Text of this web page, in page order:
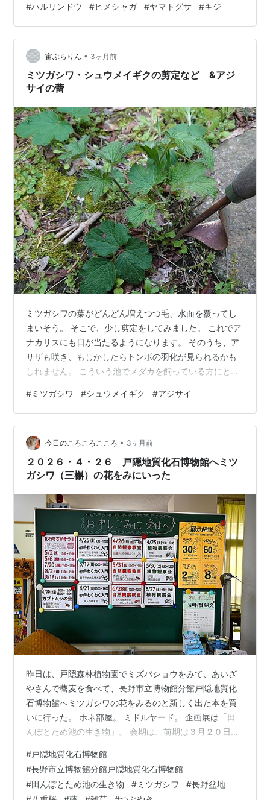
（下）の花がたくさん咲いていました～ ツクバネソウが
目立たない花を咲かせていました～ ヤマトグサが面白い
形の花を咲かせていました～～ クマガイソウの花が見頃
を迎えていました～ その横ではムサシアブミの花も咲い
ていました～ ウワミズザクラの花が…
#ハルリンドウ #ヒメシャガ #ヤマトグサ #キジ
宙ぶらりん • 3ヶ月前
ミツガシワ・シュウメイギクの剪定など &アジ
サイの蕾
ミツガシワの葉がどんどん増えつつ毛、水面を覆ってし
まいそう。 そこで、少し剪定をしてみました。 これでア
ナカリスにも日が当たるようになります。 そのうち、ア
サザも咲き、もしかしたらトンボの羽化が見られるかも
しれません。 こういう池でメダカを飼っている方にとっ
化を楽しみにしています。 そのために設置したひょうた
ん池なので。 今はミナミヌマエビが多数、そして、メダ
カが一匹だけ元気よく泳いでいます。 シュウメイギクを
抜く 地下茎でどんどん侵食してくるので、余計なところ
まで伸びてしまったシュウメイギクを抜くことにしまし
た。 抜いても、どうせ生えてくる…
#ミツガシワ #シュウメイギク #アジサイ
今日のころころこころ • 3ヶ月前
２０２６・４・２６ 戸隠地質化石博物館へミツ
ガシワ（三槲）の花をみにいった
昨日は、戸隠森林植物園でミズバショウをみて、あいざ
やさんで蕎麦を食べて、長野市立博物館分館戸隠地質化
石博物館へミツガシワの花をみるのと新しく出た本を買
いに行った。 ホネ部屋。 ミドルヤード。 企画展は「田
んぼとため池の生き物」。 会期は、前期は３月２０日～
年なんでツキノワグマが頻繁に人里へ出没するようにな
ったのかはわからない。 でも、奥山と里山の境目が無く
なりつつあるのは確かに一因。 でもかといって、エネル
#戸隠地質化石博物館
#長野市立博物館分館戸隠地質化石博物館
#田んぼとため池の生き物 #ミツガシワ #長野盆地